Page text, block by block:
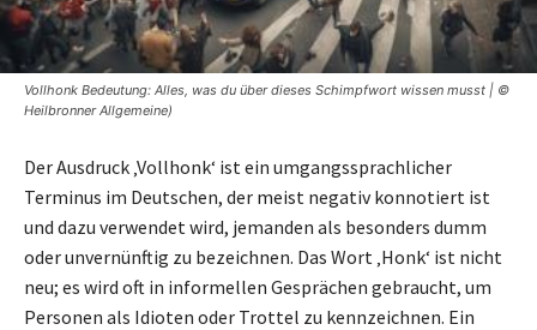
Vollhonk Bedeutung: Alles, was du über dieses Schimpfwort wissen musst | ©
Heilbronner Allgemeine)
Der Ausdruck ‚Vollhonk‘ ist ein umgangssprachlicher
Terminus im Deutschen, der meist negativ konnotiert ist
und dazu verwendet wird, jemanden als besonders dumm
oder unvernünftig zu bezeichnen. Das Wort ‚Honk‘ ist nicht
neu; es wird oft in informellen Gesprächen gebraucht, um
Personen als Idioten oder Trottel zu kennzeichnen. Ein